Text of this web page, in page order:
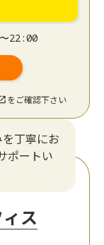
22:00
をご確認下さい
丁寧にお
ポートい
ス